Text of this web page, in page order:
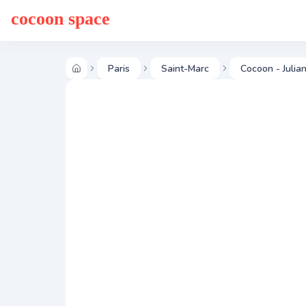
cocoon space
Paris Saint-Marc Cocoon -